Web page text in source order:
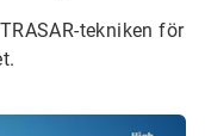
tekniken för